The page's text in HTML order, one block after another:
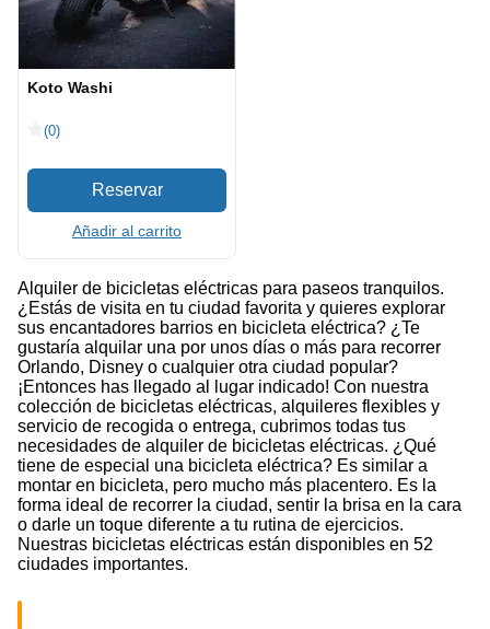
Koto Washi
(0)
Añadir al carrito
Alquiler de bicicletas eléctricas para paseos tranquilos.
¿Estás de visita en tu ciudad favorita y quieres explorar
sus encantadores barrios en bicicleta eléctrica? ¿Te
gustaría alquilar una por unos días o más para recorrer
Orlando, Disney o cualquier otra ciudad popular?
¡Entonces has llegado al lugar indicado! Con nuestra
colección de bicicletas eléctricas, alquileres flexibles y
servicio de recogida o entrega, cubrimos todas tus
necesidades de alquiler de bicicletas eléctricas. ¿Qué
tiene de especial una bicicleta eléctrica? Es similar a
montar en bicicleta, pero mucho más placentero. Es la
forma ideal de recorrer la ciudad, sentir la brisa en la cara
o darle un toque diferente a tu rutina de ejercicios.
Nuestras bicicletas eléctricas están disponibles en 52
ciudades importantes.